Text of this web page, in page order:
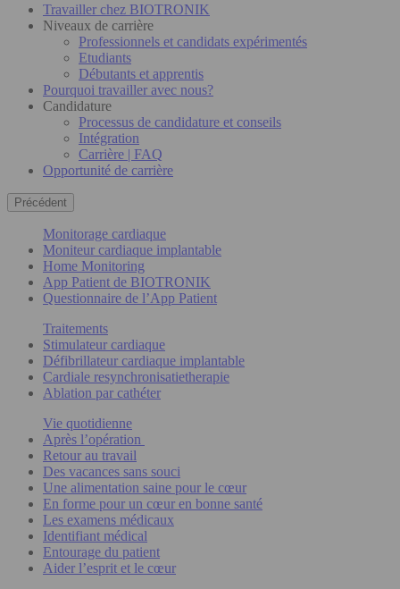
Travailler chez BIOTRONIK
Niveaux de carrière
Professionnels et candidats expérimentés
Etudiants
Débutants et apprentis
Pourquoi travailler avec nous?
Candidature
Processus de candidature et conseils
Intégration
Carrière | FAQ
Opportunité de carrière
Précédent
Monitorage cardiaque
Moniteur cardiaque implantable
Home Monitoring
App Patient de BIOTRONIK
Questionnaire de l’App Patient
Traitements
Stimulateur cardiaque
Défibrillateur cardiaque implantable
Cardiale resynchronisatietherapie
Ablation par cathéter
Vie quotidienne
Après l’opération
Retour au travail
Des vacances sans souci
Une alimentation saine pour le cœur
En forme pour un cœur en bonne santé
Les examens médicaux
Identifiant médical
Entourage du patient
Aider l’esprit et le cœur